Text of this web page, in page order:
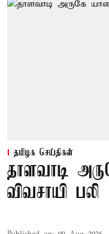
தமிழக செய்திகள்
தாளவாடி
விவசாயி பலி